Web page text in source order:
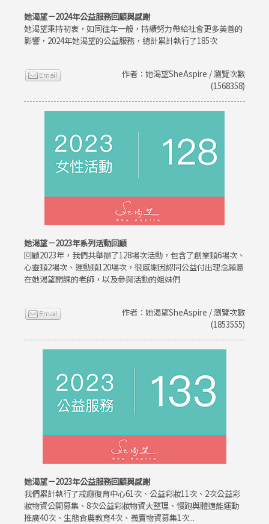
她渴望－2024年公益服務回顧與感謝
她渴望秉持初衷，如同往年一般，持續努力帶給社會更多美善的
影響，2024年她渴望的公益服務，總計累計執行了185次
作者：她渴望SheAspire / 瀏覽次數
(1568358)
她渴望－2023年系列活動回顧
回顧2023年，我們共舉辦了128場次活動，包含了創業類6場次、
心靈類2場次、運動類120場次，很感謝因認同公益付出理念願意
在她渴望開課的老師，以及參與活動的姐妹們
作者：她渴望SheAspire / 瀏覽次數
(1853555)
她渴望－2023年公益服務回顧與感謝
我們累計執行了戒癮復育中心61次、公益彩妝11次、2次公益彩
妝物資公開募集、8次公益彩妝物資大整理、慢跑與體適能運動
推廣40次、生態食農教育4次、義賣物資募集1次...